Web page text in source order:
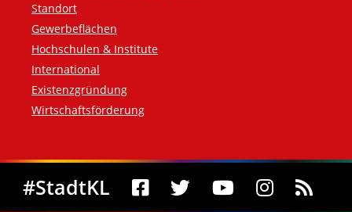
Standort
Gewerbeflächen
Hochschulen & Institute
International
Existenzgründung
Wirtschaftsförderung
Social Media
#StadtKL